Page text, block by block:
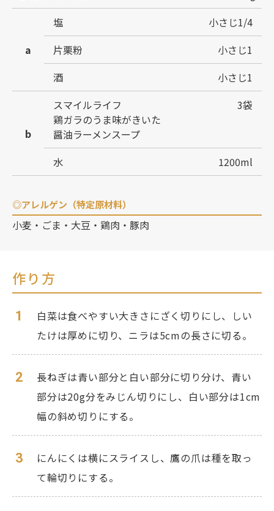
a
塩
小さじ1/4
片栗粉
小さじ1
酒
小さじ1
b
スマイルライフ
鶏ガラのうま味がきいた
醤油ラーメンスープ
3袋
水 1200ml
◎アレルゲン（特定原材料）
小麦・ごま・大豆・鶏肉・豚肉
作り方
1
白菜は食べやすい大きさにざく切りにし、しい
たけは厚めに切り、ニラは5cmの長さに切る。
2
長ねぎは青い部分と白い部分に切り分け、青い
部分は20g分をみじん切りにし、白い部分は1cm
幅の斜め切りにする。
3
にんにくは横にスライスし、鷹の爪は種を取っ
て輪切りにする。